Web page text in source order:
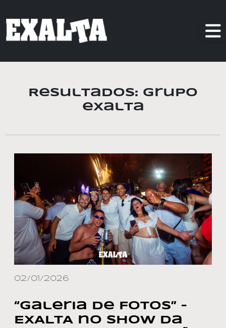
Resultados: grupo
exalta
02/01/2026
“Galeria de Fotos” –
EXALTA no Show da